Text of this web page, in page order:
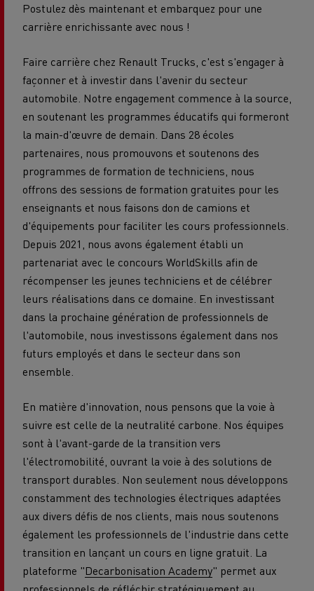
Postulez dès maintenant et embarquez pour une
carrière enrichissante avec nous !
Faire carrière chez Renault Trucks, c'est s'engager à
façonner et à investir dans l'avenir du secteur
automobile. Notre engagement commence à la source,
en soutenant les programmes éducatifs qui formeront
la main-d'œuvre de demain. Dans 28 écoles
partenaires, nous promouvons et soutenons des
programmes de formation de techniciens, nous
offrons des sessions de formation gratuites pour les
enseignants et nous faisons don de camions et
d'équipements pour faciliter les cours professionnels.
Depuis 2021, nous avons également établi un
partenariat avec le concours WorldSkills afin de
récompenser les jeunes techniciens et de célébrer
leurs réalisations dans ce domaine. En investissant
dans la prochaine génération de professionnels de
l'automobile, nous investissons également dans nos
futurs employés et dans le secteur dans son
ensemble.
En matière d'innovation, nous pensons que la voie à
suivre est celle de la neutralité carbone. Nos équipes
sont à l'avant-garde de la transition vers
l'électromobilité, ouvrant la voie à des solutions de
transport durables. Non seulement nous développons
constamment des technologies électriques adaptées
aux divers défis de nos clients, mais nous soutenons
également les professionnels de l'industrie dans cette
transition en lançant un cours en ligne gratuit. La
plateforme "Decarbonisation Academy" permet aux